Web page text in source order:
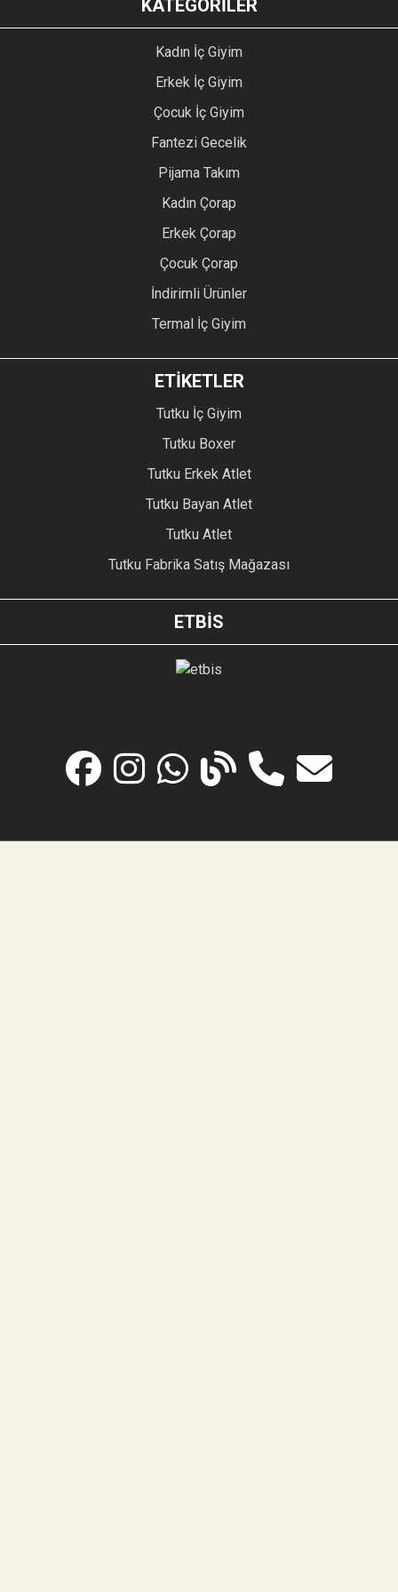
KATEGORİLER
Kadın İç Giyim
Erkek İç Giyim
Çocuk İç Giyim
Fantezi Gecelik
Pijama Takım
Kadın Çorap
Erkek Çorap
Çocuk Çorap
İndirimli Ürünler
Termal İç Giyim
ETİKETLER
Tutku İç Giyim
Tutku Boxer
Tutku Erkek Atlet
Tutku Bayan Atlet
Tutku Atlet
Tutku Fabrika Satış Mağazası
ETBİS